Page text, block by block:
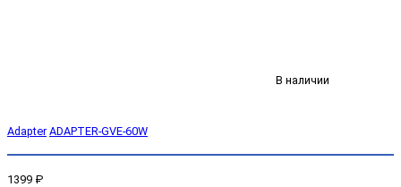
В наличии
Adapter ADAPTER-GVE-60W
1399 ₽